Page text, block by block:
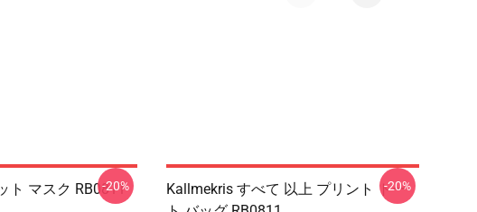
ト マスク RB0811
-20%
Kallmekris すべて 以上 プリント トー
-20%